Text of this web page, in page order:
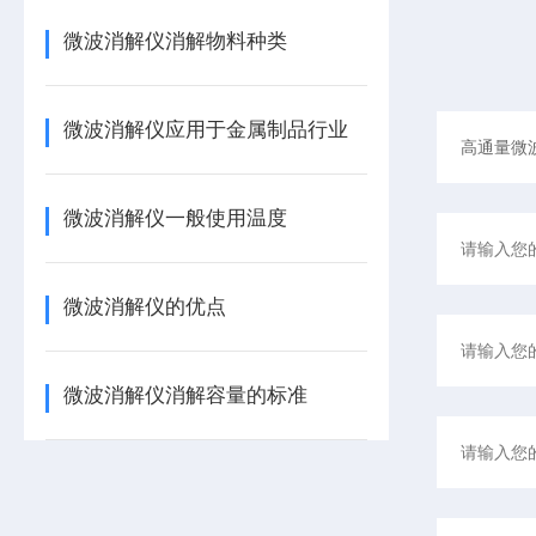
微波消解仪消解物料种类
微波消解仪应用于金属制品行业
微波消解仪一般使用温度
微波消解仪的优点
微波消解仪消解容量的标准